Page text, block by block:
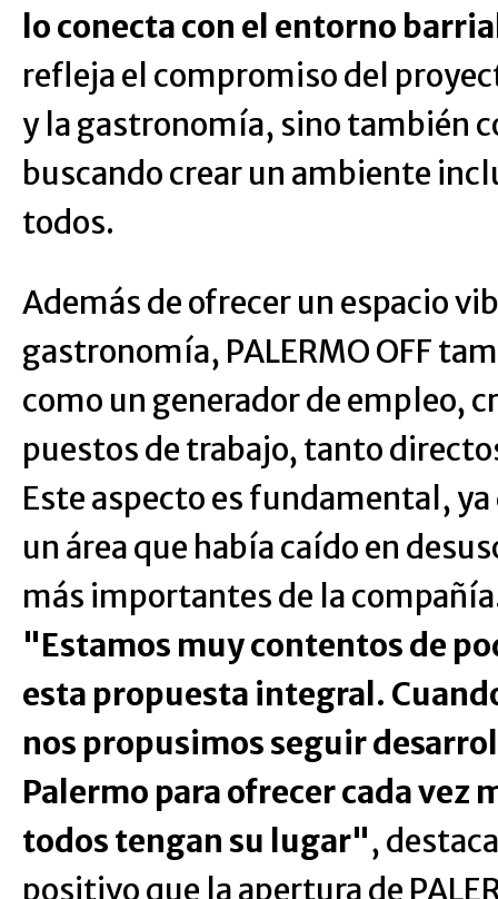
lo conecta con el entorno
refleja el compromiso del
y la gastronomía, sino también
buscando crear un ambiente
todos.
Además de ofrecer un espacio
gastronomía, PALERMO OFF
como un generador de empleo,
puestos de trabajo, tanto
Este aspecto es fundamental,
un área que había caído en
más importantes de la
"Estamos muy contentos de
esta propuesta integral.
nos propusimos seguir
Palermo para ofrecer cada vez
todos tengan su lugar",
positivo que la apertura de